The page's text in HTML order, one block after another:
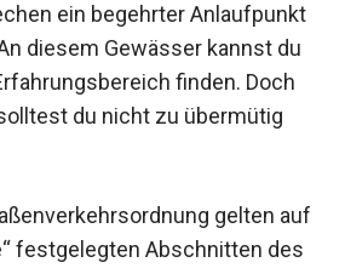
ein begehrter Anlaufpunkt
diesem Gewässer kannst du
finden. Doch
du nicht zu übermütig
gelten auf
festgelegten Abschnitten des